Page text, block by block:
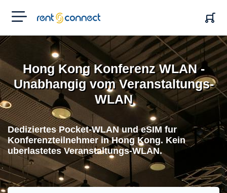
RENT'N
CONNECT
Hong Kong Konferenz WLAN -
Unabhangig vom Veranstaltungs-
WLAN
Dediziertes Pocket-WLAN und eSIM fur
Konferenzteilnehmer in Hong Kong. Kein
uberlastetes Veranstaltungs-WLAN.